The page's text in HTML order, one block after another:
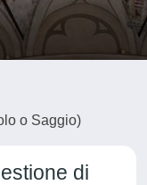
o Saggio)
di